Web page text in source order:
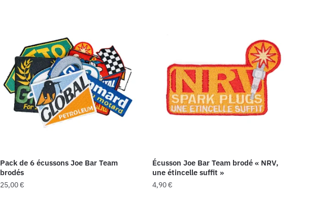
Pack de 6 écussons Joe Bar Team
brodés
25,00€
Écusson Joe Bar Team brodé « NRV,
une étincelle suffit »
4,90€